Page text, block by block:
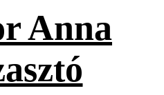
Anna